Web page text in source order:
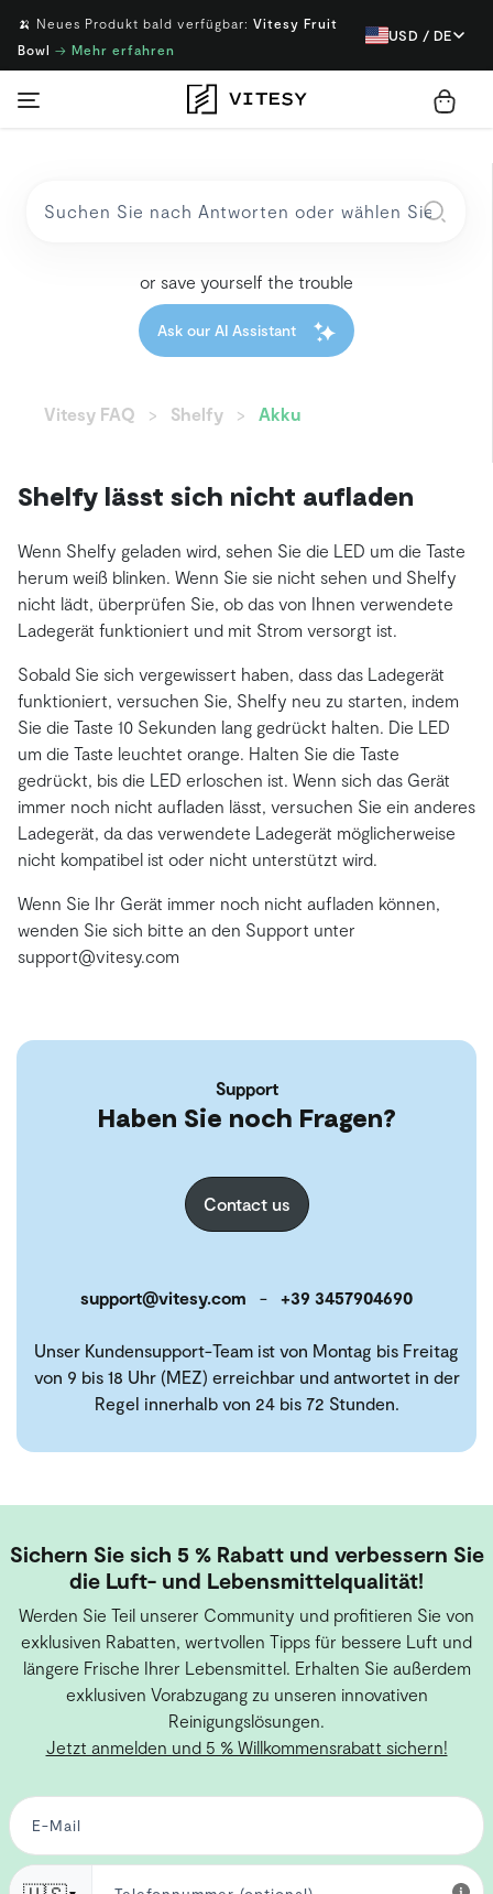
🍌 Neues Produkt bald verfügbar: Vitesy Fruit
Bowl → Mehr erfahren
USD / DE
or save yourself the trouble
Ask our AI Assistant
Vitesy FAQ Shelfy Akku
Shelfy lässt sich nicht aufladen
Wenn Shelfy geladen wird, sehen Sie die LED um die Taste
herum weiß blinken. Wenn Sie sie nicht sehen und Shelfy
nicht lädt, überprüfen Sie, ob das von Ihnen verwendete
Ladegerät funktioniert und mit Strom versorgt ist.
Sobald Sie sich vergewissert haben, dass das Ladegerät
funktioniert, versuchen Sie, Shelfy neu zu starten, indem
Sie die Taste 10 Sekunden lang gedrückt halten. Die LED
um die Taste leuchtet orange. Halten Sie die Taste
gedrückt, bis die LED erloschen ist. Wenn sich das Gerät
immer noch nicht aufladen lässt, versuchen Sie ein anderes
Ladegerät, da das verwendete Ladegerät möglicherweise
nicht kompatibel ist oder nicht unterstützt wird.
Wenn Sie Ihr Gerät immer noch nicht aufladen können,
wenden Sie sich bitte an den Support unter
support@vitesy.com
Support
Haben Sie noch Fragen?
Contact us
support@vitesy.com - +39 3457904690
Unser Kundensupport-Team ist von Montag bis Freitag
von 9 bis 18 Uhr (MEZ) erreichbar und antwortet in der
Regel innerhalb von 24 bis 72 Stunden.
Sichern Sie sich 5 % Rabatt und verbessern Sie
die Luft- und Lebensmittelqualität!
Werden Sie Teil unserer Community und profitieren Sie von
exklusiven Rabatten, wertvollen Tipps für bessere Luft und
längere Frische Ihrer Lebensmittel. Erhalten Sie außerdem
exklusiven Vorabzugang zu unseren innovativen
Reinigungslösungen.
Jetzt anmelden und 5 % Willkommensrabatt sichern!